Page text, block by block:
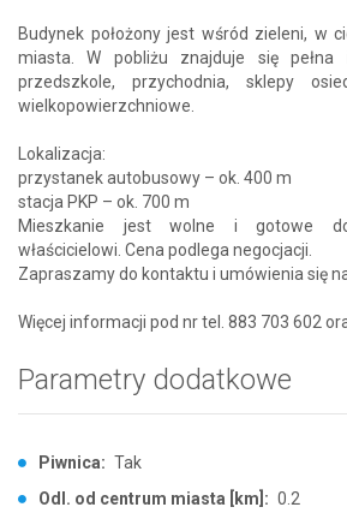
Budynek położony jest wśród zieleni, w
miasta. W pobliżu znajduje się pełna
przedszkole, przychodnia, sklepy
wielkopowierzchniowe.
Lokalizacja:
przystanek autobusowy – ok. 400 m
stacja PKP – ok. 700 m
Mieszkanie jest wolne i gotowe
właścicielowi. Cena podlega negocjacji.
Zapraszamy do kontaktu i umówienia się
Więcej informacji pod nr tel. 883 703 602
Parametry dodatkowe
Piwnica: Tak
Odl. od centrum miasta [km]: 0.2